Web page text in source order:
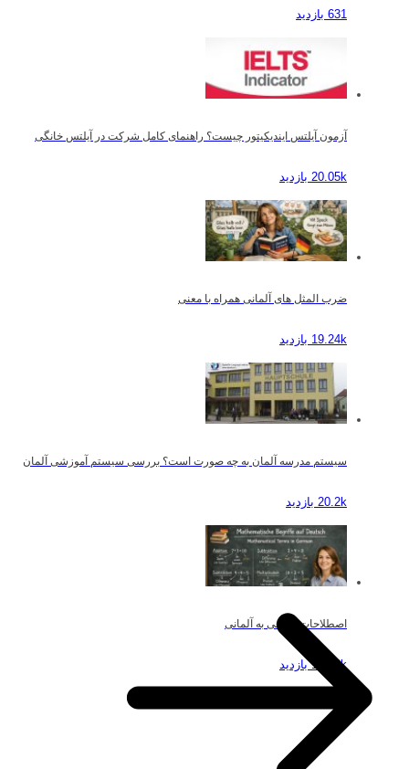
631 بازدید
آزمون آیلتس ایندیکیتور چیست؟ راهنمای کامل شرکت در آیلتس خانگی
20.05k بازدید
ضرب المثل های آلمانی همراه با معنی
19.24k بازدید
سیستم مدرسه آلمان به چه صورت است؟ بررسی سیستم آموزشی آلمان
20.2k بازدید
اصطلاحات ریاضی به آلمانی
19.49k بازدید